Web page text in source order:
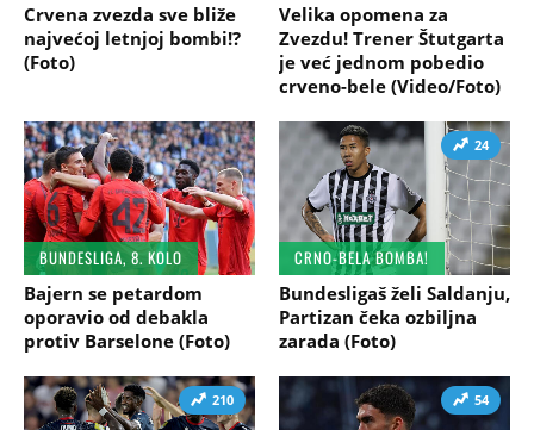
Crvena zvezda sve bliže
najvećoj letnjoj bombi!?
(Foto)
Velika opomena za
Zvezdu! Trener Štutgarta
je već jednom pobedio
crveno-bele (Video/Foto)
BUNDESLIGA, 8. KOLO
Bajern se petardom
oporavio od debakla
protiv Barselone (Foto)
24
CRNO-BELA BOMBA!
Bundesligaš želi Saldanju,
Partizan čeka ozbiljna
zarada (Foto)
210 54